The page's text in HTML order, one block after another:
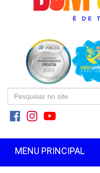
MENU PRINCIPAL